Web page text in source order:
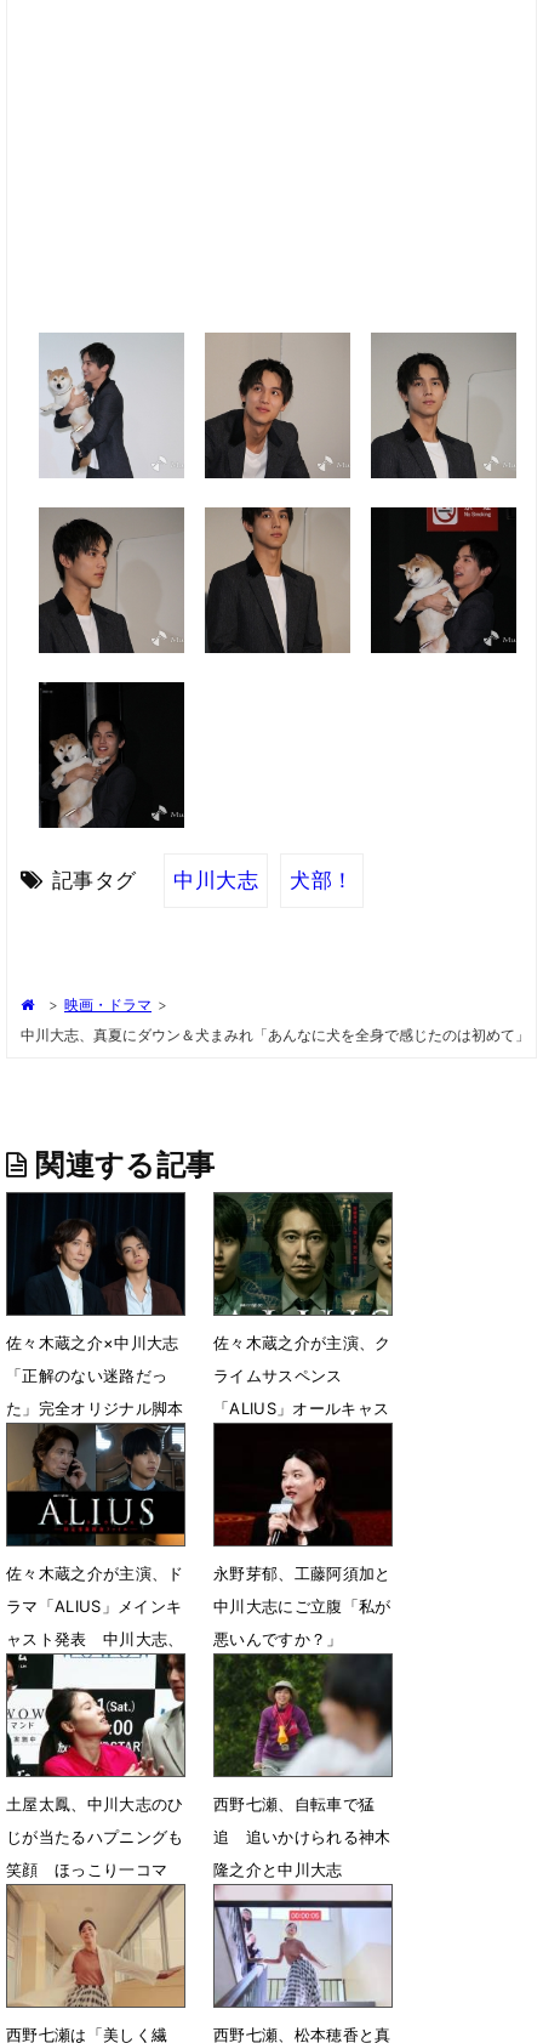
記事タグ 中川大志 犬部！
> 映画・ドラマ >
中川大志、真夏にダウン＆犬まみれ「あんなに犬を全身で感じたのは初めて」
関連する記事
佐々木蔵之介×中川大志
「正解のない迷路だっ
た」完全オリジナル脚本
にかけた覚悟
7月25日 12時00分
佐々木蔵之介が主演、ク
ライムサスペンス
「ALIUS」オールキャス
ル・本予告公開
6月17日 17時30分
佐々木蔵之介が主演、ド
ラマ「ALIUS」メインキ
ャスト発表 中川大志、
恒松祐里、坂井真紀の出
演が決定
5月21日 12時15分
永野芽郁、工藤阿須加と
中川大志にご立腹「私が
悪いんですか？」
7月7日 07時31分
土屋太鳳、中川大志のひ
じが当たるハプニングも
笑顔 ほっこり一コマ
西野七瀬、自転車で猛
追 追いかけられる神木
隆之介と中川大志
11月16日 05時14分
西野七瀬は「美しく繊
西野七瀬、松本穂香と真